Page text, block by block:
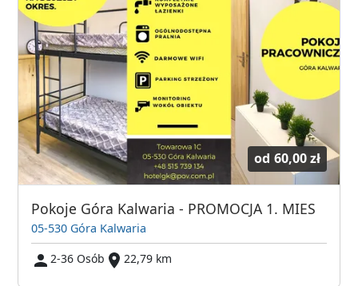
od 60,00 zł
Pokoje Góra Kalwaria - PROMOCJA 1. MIES
05-530 Góra Kalwaria
2-36 Osób
22,79 km